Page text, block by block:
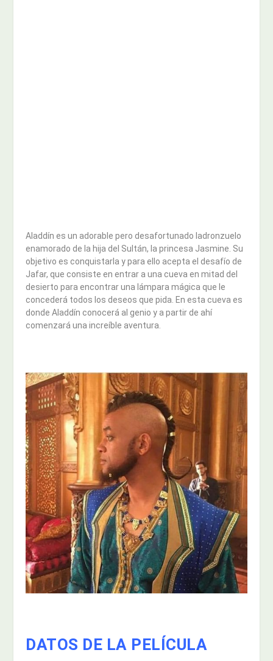
Aladdín es un adorable pero desafortunado ladronzuelo
enamorado de la hija del Sultán, la princesa Jasmine. Su
objetivo es conquistarla y para ello acepta el desafío de
Jafar, que consiste en entrar a una cueva en mitad del
desierto para encontrar una lámpara mágica que le
concederá todos los deseos que pida. En esta cueva es
donde Aladdín conocerá al genio y a partir de ahí
comenzará una increíble aventura.
DATOS DE LA PELÍCULA